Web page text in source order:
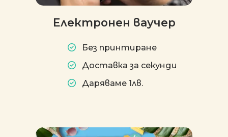
Електронен ваучер
Без принтиране
Доставка за секунди
Даряваме 1лв.